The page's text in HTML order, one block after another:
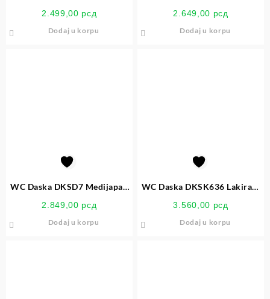
2.499,00 рсд
Dodaj u korpu
2.649,00 рсд
Dodaj u korpu
WC Daska DKSD7 Medijapan
Bela Školjka
2.849,00 рсд
Dodaj u korpu
WC Daska DKSK636 Lakirani
Medijapan Rain Inox Šarke
3.560,00 рсд
Dodaj u korpu